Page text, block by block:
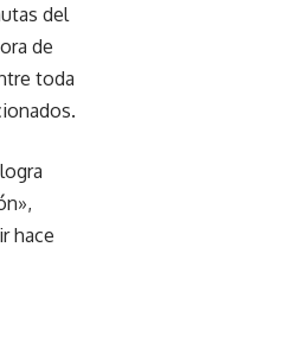
del
de
toda
hace